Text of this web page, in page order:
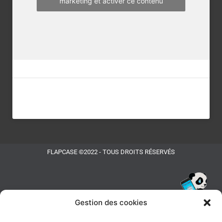
Gestion des cookies
FLAPCASE ©2022 - TOUS DROITS RÉSERVÉS